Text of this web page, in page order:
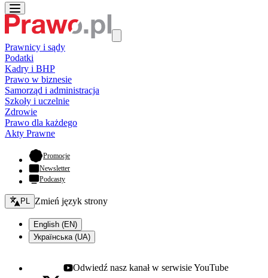
Prawnicy i sądy
Podatki
Kadry i BHP
Prawo w biznesie
Samorząd i administracja
Szkoły i uczelnie
Zdrowie
Prawo dla każdego
Akty Prawne
Promocje- otwiera się w nowej karcie
Newsletter
Podcasty
Zmień język - bieżący:
PL Zmień język strony
English (EN)
Українська (UA)
Youtube - otwiera się w nowej karcie
Odwiedź nasz kanał w serwisie YouTube